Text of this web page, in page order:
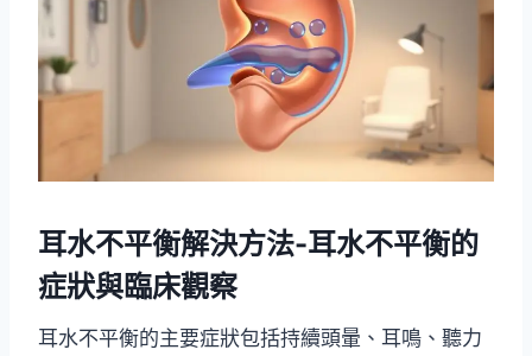
耳水不平衡解決方法-耳水不平衡的
症狀與臨床觀察
耳水不平衡的主要症狀包括持續頭暈、耳鳴、聽力